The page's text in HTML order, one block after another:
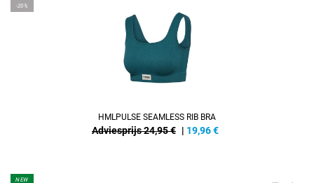
-20%
HMLPULSE SEAMLESS RIB BRA
Adviesprijs 24,95 € | 19,96€
NEW